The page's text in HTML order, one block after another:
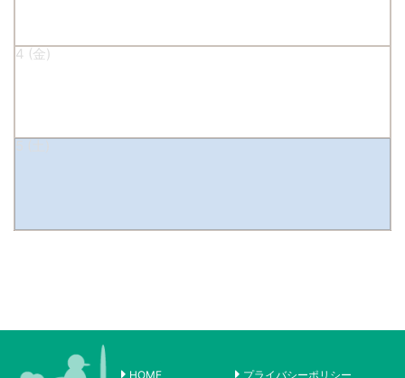
4
HOME プライバシーポリシー